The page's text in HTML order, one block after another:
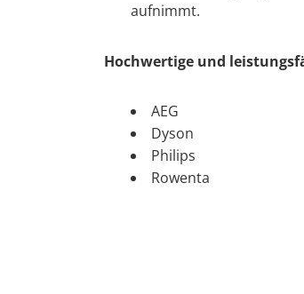
aufnimmt.
Hochwertige und
AEG
Dyson
Philips
Rowenta